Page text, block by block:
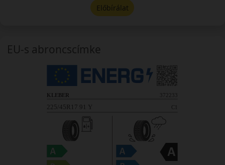
Előbírálat
EU-s abroncscímke